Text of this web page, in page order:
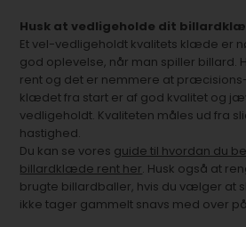
Husk at vedligeholde dit
Et vel-vedligeholdt kvalitets klæde er
god oplevelse, når man spiller billard.
rent og det er nemmere at
klædet fra start er af god kvalitet og
vedligeholdt. Kvaliteten måles ud fra
hastighed.
Du kan se vores guide til hvordan du
billardklæde rent her. Husk også at
brugte billardballer, hvis du vælger at
ikke tager gammelt snavs med over